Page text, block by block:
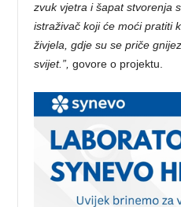
zvuk vjetra i šapat stvorenja
istraživač koji će moći pratiti
živjela, gdje su se priče
svijet.”, govore o projektu.